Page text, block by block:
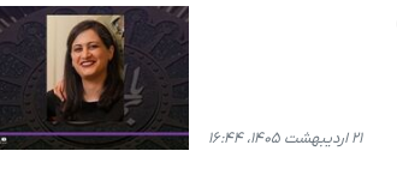
۲۱ اردیبهشت ۱۴۰۵، ۱۶:۴۴